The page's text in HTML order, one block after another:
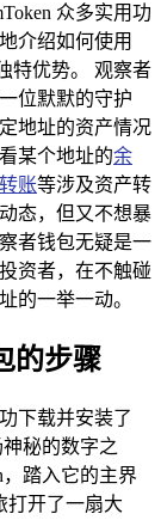
众多实用功
介绍如何使用
特优势。 观察者
位默默的守护
地址的资产情况
某个地址的余
转账等涉及资产转
态，但又不想暴
者钱包无疑是一
资者，在不触碰
的一举一动。
的步骤
下载并安装了
秘的数字之
踏入它的主界
打开了一扇大